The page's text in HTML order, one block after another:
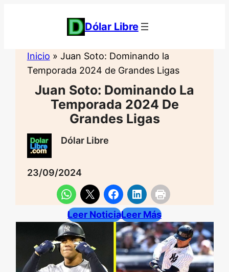
Dólar Libre
Inicio » Juan Soto: Dominando la
Temporada 2024 de Grandes Ligas
Juan Soto: Dominando La
Temporada 2024 De
Grandes Ligas
Dólar Libre
23/09/2024
Leer NoticiaLeer Más